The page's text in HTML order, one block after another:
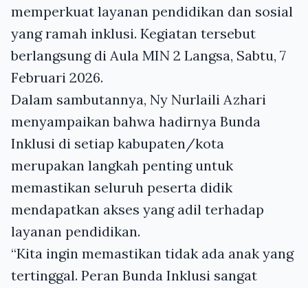
memperkuat layanan pendidikan dan sosial
yang ramah inklusi. Kegiatan tersebut
berlangsung di Aula MIN 2 Langsa, Sabtu, 7
Februari 2026.
Dalam sambutannya, Ny Nurlaili Azhari
menyampaikan bahwa hadirnya Bunda
Inklusi di setiap kabupaten/kota
merupakan langkah penting untuk
memastikan seluruh peserta didik
mendapatkan akses yang adil terhadap
layanan pendidikan.
“Kita ingin memastikan tidak ada anak yang
tertinggal. Peran Bunda Inklusi sangat